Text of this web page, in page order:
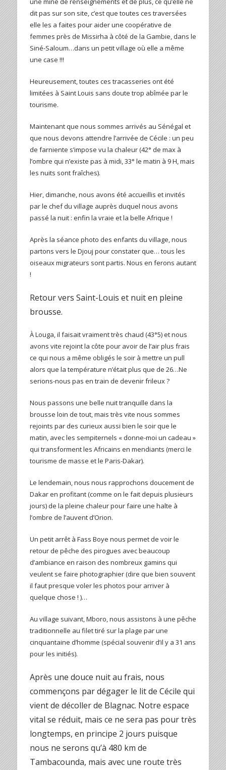
dit pas sur son site, c’est que toutes ces traversées
elle les a faites pour aider une coopérative de
femmes près de Missirha à côté de la Gambie, dans le
Siné-Saloum…dans un petit village où elle a même
une case !!!
Heureusement, toutes ces tracasseries ont été
limitées à Saint Louis sans doute trop abîmée par le
tourisme.
Maintenant que nous sommes arrivés au Sénégal et
que nous devons attendre l’arrivée de Cécile : un peu
de farniente s’impose vu la chaleur (42° de max à
l’ombre qui n’existe pas à midi, 33° le matin à 9 H, mais
les nuits sont fraîches).
Hier, dimanche, nous avons été accueillis et invités
par le chef du village auprès duquel nous avons
passé la nuit : enfin la vraie et la belle Afrique !
Après la séance photo des enfants du village, nous
partons vers le Djouj pour constater que… tous les
oiseaux migrateurs sont partis. Nous en ferons autant
!
Retour vers Saint-Louis et nuit en pleine
brousse.
À Louga, il faisait vraiment très chaud (43°5) et nous
avons vite rejoint la côte pour avoir de l’air plus frais
ce qui nous a même obligés le soir à mettre un pull
alors que la température n’était plus que de 26…Ne
serions-nous pas en train de devenir frileux ?
Nous passons une belle nuit tranquille dans la
brousse loin de tout, mais très vite nous sommes
rejoints par des curieux aussi bien le soir que le
matin, avec les sempiternels « donne-moi un cadeau »
qui transforment les Africains en mendiants (merci le
tourisme de masse et le Paris-Dakar).
Le lendemain, nous nous rapprochons doucement de
Dakar en profitant (comme on le fait depuis plusieurs
jours) de la pleine chaleur pour faire une halte à
l’ombre de l’auvent d’Orion.
Un petit arrêt à Fass Boye nous permet de voir le
retour de pêche des pirogues avec beaucoup
d’ambiance en raison des nombreux gamins qui
veulent se faire photographier (dire que bien souvent
il faut presque voler les photos pour arriver à
quelque chose ! )…
Au village suivant, Mboro, nous assistons à une pêche
traditionnelle au filet tiré sur la plage par une
cinquantaine d’homme (spécial souvenir d’il y a 31 ans
pour les initiés).
Après une douce nuit au frais, nous
commençons par dégager le lit de Cécile qui
vient de décoller de Blagnac. Notre espace
vital se réduit, mais ce ne sera pas pour très
longtemps, en principe 2 jours puisque
nous ne serons qu’à 480 km de
Tambacounda, mais avec une route très